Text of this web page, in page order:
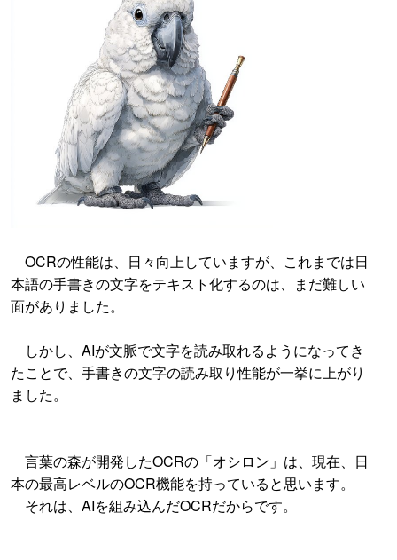
OCRの性能は、日々向上していますが、これまでは日
本語の手書きの文字をテキスト化するのは、まだ難しい
面がありました。
しかし、AIが文脈で文字を読み取れるようになってき
たことで、手書きの文字の読み取り性能が一挙に上がり
ました。
言葉の森が開発したOCRの「オシロン」は、現在、日
本の最高レベルのOCR機能を持っていると思います。
それは、AIを組み込んだOCRだからです。